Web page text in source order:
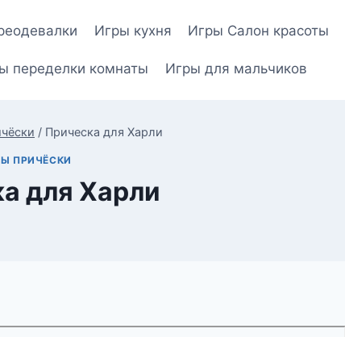
Игры кухня Игры Салон красоты
переделки комнаты Игры для мальчиков
/ Прическа для Харли
ПРИЧЁСКИ
для Харли